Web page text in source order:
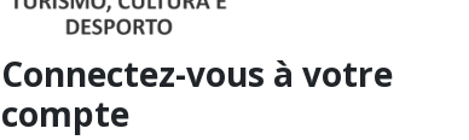
Connectez-vous à votre
compte